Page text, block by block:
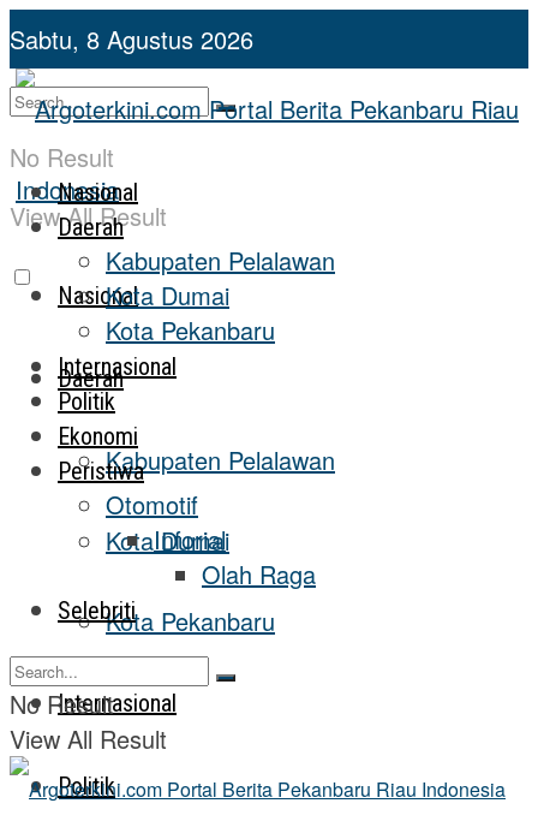
Sabtu, 8 Agustus 2026
No Result
View All Result
Nasional
Daerah
Kabupaten Pelalawan
Kota Dumai
Kota Pekanbaru
Internasional
Politik
Nasional
Daerah
Kabupaten Pelalawan
Kota Dumai
Kota Pekanbaru
Internasional
Politik
Ekonomi
Peristiwa
Otomotif
Inforial
Olah Raga
Selebriti
No Result
View All Result